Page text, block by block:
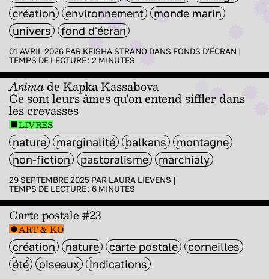
création
environnement
monde marin
univers
fond d'écran
01 AVRIL 2026 PAR KEISHA STRANO DANS FONDS D'ÉCRAN |
TEMPS DE LECTURE : 2 MINUTES
Animade Kapka Kassabova
Ce sont leurs âmes qu'on entend siffler dans
les crevasses
LIVRES
nature marginalité balkans
montagne
non-fiction
pastoralisme marchialy
29 SEPTEMBRE 2025 PAR LAURA LIEVENS |
TEMPS DE LECTURE : 6 MINUTES
Carte postale #23
ART & KO
création nature carte postale
corneilles
été
oiseaux indications